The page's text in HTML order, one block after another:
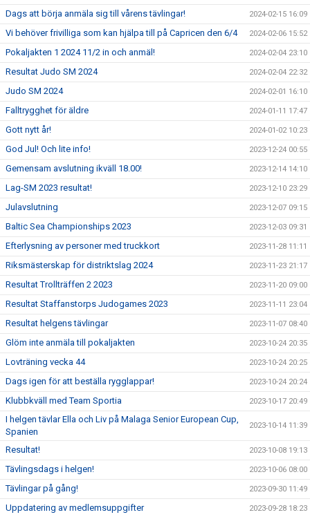
Dags att börja anmäla sig till vårens tävlingar! 2024-02-15 16:09
Vi behöver frivilliga som kan hjälpa till på Capricen den 6/4 2024-02-06 15:52
Pokaljakten 1 2024 11/2 in och anmäl! 2024-02-04 23:10
Resultat Judo SM 2024 2024-02-04 22:32
Judo SM 2024 2024-02-01 16:10
Falltrygghet för äldre 2024-01-11 17:47
Gott nytt år! 2024-01-02 10:23
God Jul! Och lite info! 2023-12-24 00:55
Gemensam avslutning ikväll 18.00! 2023-12-14 14:10
Lag-SM 2023 resultat! 2023-12-10 23:29
Julavslutning 2023-12-07 09:15
Baltic Sea Championships 2023 2023-12-03 09:31
Efterlysning av personer med truckkort 2023-11-28 11:11
Riksmästerskap för distriktslag 2024 2023-11-23 21:17
Resultat Trollträffen 2 2023 2023-11-20 09:00
Resultat Staffanstorps Judogames 2023 2023-11-11 23:04
Resultat helgens tävlingar 2023-11-07 08:40
Glöm inte anmäla till pokaljakten 2023-10-24 20:35
Lovträning vecka 44 2023-10-24 20:25
Dags igen för att beställa rygglappar! 2023-10-24 20:24
Klubbkväll med Team Sportia 2023-10-17 20:49
I helgen tävlar Ella och Liv på Malaga Senior European Cup,
Spanien
2023-10-14 11:39
Resultat! 2023-10-08 19:13
Tävlingsdags i helgen! 2023-10-06 08:00
Tävlingar på gång! 2023-09-30 11:49
Uppdatering av medlemsuppgifter 2023-09-28 18:23